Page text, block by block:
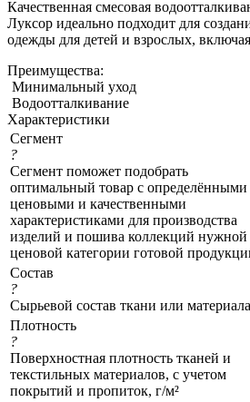
Качественная смесовая
Луксор идеально подходит для
одежды для детей и взрослых,
Преимущества:
Минимальный уход
Водоотталкивание
Характеристики
Сегмент
?
Сегмент поможет подобрать
оптимальный товар с определёнными
ценовыми и качественными
характеристиками для производства
изделий и пошива коллекций нужной
ценовой категории готовой
Состав
?
Сырьевой состав ткани или материала
Плотность
?
Поверхностная плотность тканей и
текстильных материалов, с учетом
покрытий и пропиток, г/м²